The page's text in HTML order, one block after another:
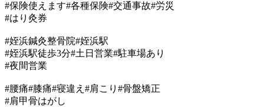
#保険使えます#各種保険#交通事故#労災
#はり灸券
#姪浜鍼灸整骨院#姪浜駅
#姪浜駅徒歩3分#土日営業#駐車場あり
#夜間営業
#腰痛#膝痛#寝違え#肩こり#骨盤矯正
#肩甲骨はがし